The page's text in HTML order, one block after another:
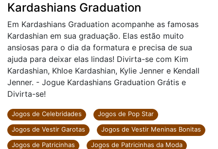
Kardashians Graduation
Em Kardashians Graduation acompanhe as famosas
Kardashian em sua graduação. Elas estão muito
ansiosas para o dia da formatura e precisa de sua
ajuda para deixar elas lindas! Divirta-se com Kim
Kardashian, Khloe Kardashian, Kylie Jenner e Kendall
Jenner. - Jogue Kardashians Graduation Grátis e
Divirta-se!
Jogos de Celebridades
Jogos de Pop Star
Jogos de Vestir Garotas
Jogos de Vestir Meninas Bonitas
Jogos de Patricinhas
Jogos de Patricinhas da Moda